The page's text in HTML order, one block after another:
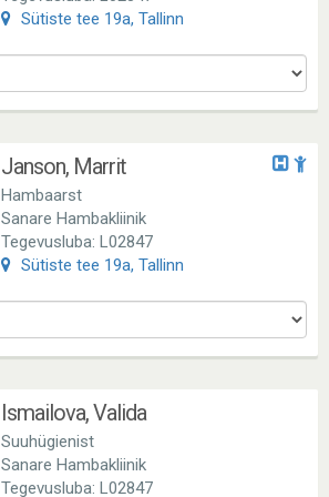
Sütiste tee 19a, Tallinn
Janson, Marrit
Hambaarst
Sanare Hambakliinik
Tegevusluba: L02847
Sütiste tee 19a, Tallinn
Ismailova, Valida
Suuhügienist
Sanare Hambakliinik
Tegevusluba: L02847